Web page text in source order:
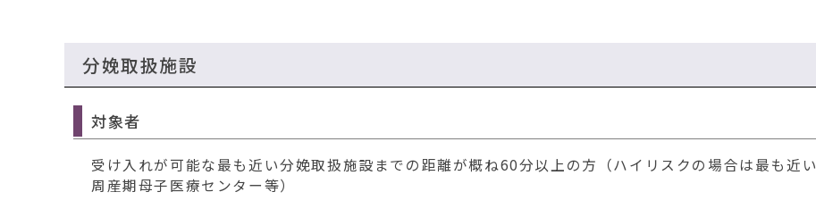
分娩取扱施設
対象者
受け入れが可能な最も近い分娩取扱施設までの距離が概ね60分以上の方（ハイリスクの場合は最も近い
周産期母子医療センター等）